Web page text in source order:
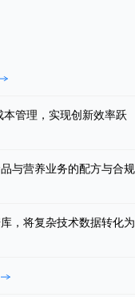
管理，实现创新效率跃
与营养业务的配方与合规
，将复杂技术数据转化为